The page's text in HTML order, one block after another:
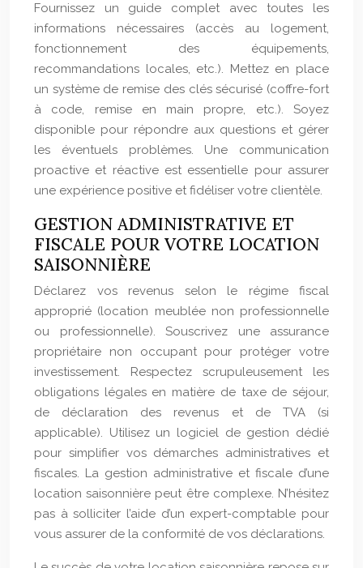
Fournissez un guide complet avec toutes les
informations nécessaires (accès au logement,
fonctionnement des équipements,
recommandations locales, etc.). Mettez en place
un système de remise des clés sécurisé (coffre-fort
à code, remise en main propre, etc.). Soyez
disponible pour répondre aux questions et gérer
les éventuels problèmes. Une communication
proactive et réactive est essentielle pour assurer
une expérience positive et fidéliser votre clientèle.
GESTION ADMINISTRATIVE ET
FISCALE POUR VOTRE LOCATION
SAISONNIÈRE
Déclarez vos revenus selon le régime fiscal
approprié (location meublée non professionnelle
ou professionnelle). Souscrivez une assurance
propriétaire non occupant pour protéger votre
investissement. Respectez scrupuleusement les
obligations légales en matière de taxe de séjour,
de déclaration des revenus et de TVA (si
applicable). Utilisez un logiciel de gestion dédié
pour simplifier vos démarches administratives et
fiscales. La gestion administrative et fiscale d’une
location saisonnière peut être complexe. N’hésitez
pas à solliciter l’aide d’un expert-comptable pour
vous assurer de la conformité de vos déclarations.